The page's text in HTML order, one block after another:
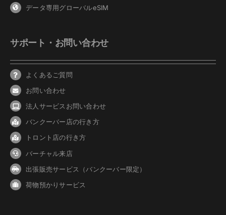
データ専用グローバルeSIM
サポート・お問い合わせ
よくあるご質問
お問い合わせ
法人サービスお問い合わせ
バンクーバー店の行き方
トロント店の行き方
バーチャル来店
出張販売サービス（バンクーバー限定）
荷物預かりサービス